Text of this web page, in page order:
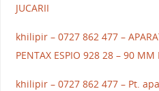
JUCARII
khilipir – 0727 862 477 –
PENTAX ESPIO 928 28 – 90 MM
khilipir – 0727 862 477 – Pt.